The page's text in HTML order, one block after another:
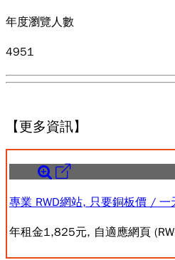
年度瀏覽人數
4951
【更多資訊】
專業 RWD網站, 只要銅板價 / 一
年租金1,825元, 自適應網頁